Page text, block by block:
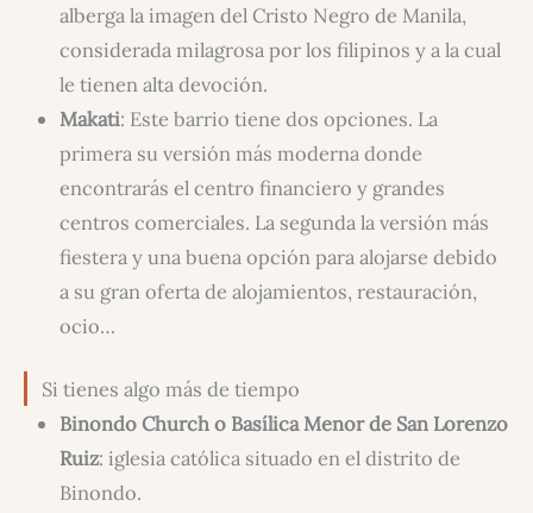
alberga la imagen del Cristo Negro de Manila,
considerada milagrosa por los filipinos y a la cual
le tienen alta devoción.
Makati: Este barrio tiene dos opciones. La
primera su versión más moderna donde
encontrarás el centro financiero y grandes
centros comerciales. La segunda la versión más
fiestera y una buena opción para alojarse debido
a su gran oferta de alojamientos, restauración,
ocio…
Si tienes algo más de tiempo
Binondo Church o Basílica Menor de San Lorenzo
Ruiz: iglesia católica situado en el distrito de
Binondo.